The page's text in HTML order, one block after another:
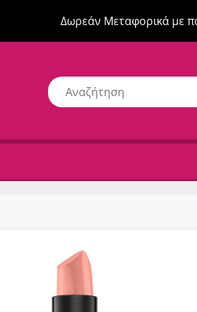
Δωρεάν Μεταφορικά με